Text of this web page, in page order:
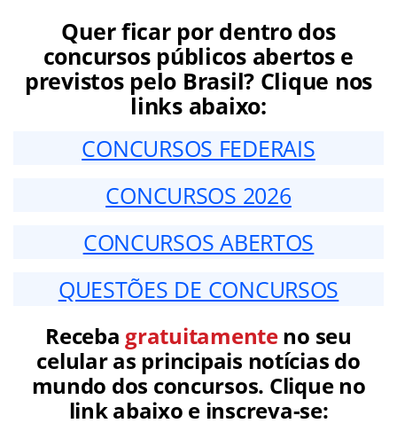
Quer ficar por dentro dos
concursos públicos abertos e
previstos pelo Brasil? Clique nos
links abaixo:
CONCURSOS FEDERAIS
CONCURSOS 2026
CONCURSOS ABERTOS
QUESTÕES DE CONCURSOS
Receba gratuitamenteno seu
celular as principais notícias do
mundo dos concursos. Clique no
link abaixo e inscreva-se: